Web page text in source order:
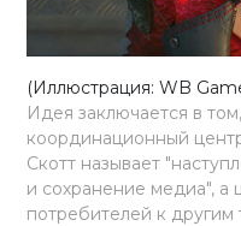
(Иллюстрация: WB
Идея заключается в
координационный
Скотт называет
и сохранение медиа", а
потребителей к другим